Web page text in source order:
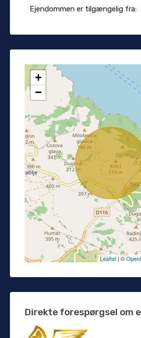
Ejendommen er tilgængelig fra:
+
−
Leaflet | ©
Direkte forespørgsel om